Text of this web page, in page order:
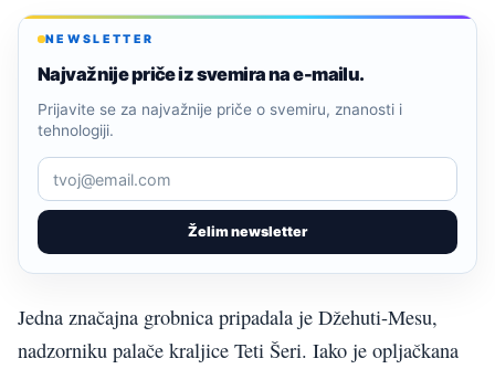
NEWSLETTER
Najvažnije priče iz svemira na e-mailu.
Želim newsletter
Prijavite se za najvažnije priče o svemiru, znanosti i
tehnologiji.
Jedna značajna grobnica pripadala je Džehuti-Mesu,
nadzorniku palače kraljice Teti Šeri. Iako je opljačkana